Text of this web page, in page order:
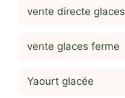
vente directe glaces
vente glaces ferme
Yaourt glacée